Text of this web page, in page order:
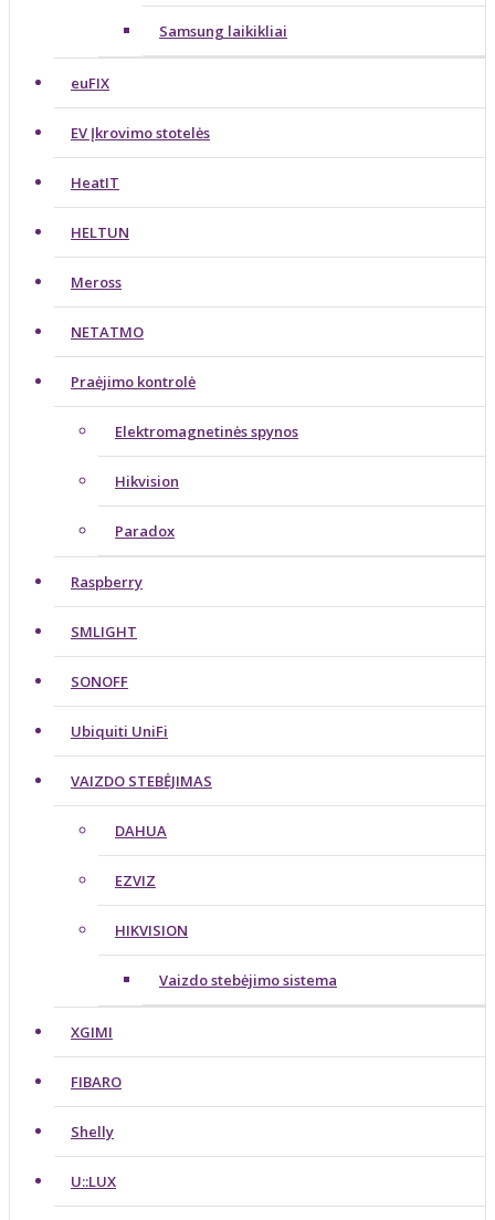
Samsung laikikliai
euFIX
EV Įkrovimo stotelės
HeatIT
HELTUN
Meross
NETATMO
Praėjimo kontrolė
Elektromagnetinės spynos
Hikvision
Paradox
Raspberry
SMLIGHT
SONOFF
Ubiquiti UniFi
VAIZDO STEBĖJIMAS
DAHUA
EZVIZ
HIKVISION
Vaizdo stebėjimo sistema
XGIMI
FIBARO
Shelly
U::LUX